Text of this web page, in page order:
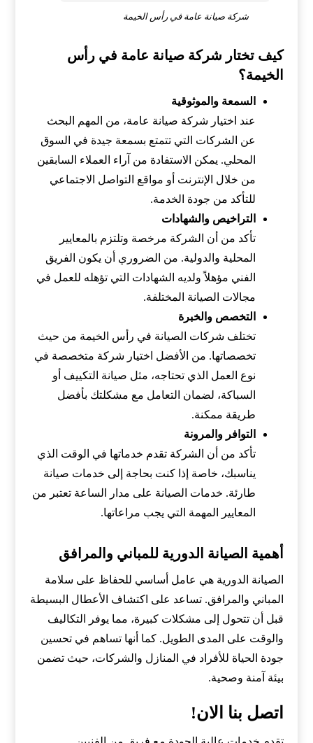
شركة صيانة عامة في رأس الخيمة
كيف تختار شركة صيانة عامة في رأس
الخيمة؟
السمعة والموثوقية
عند اختيار شركة صيانة عامة، من المهم البحث
عن الشركات التي تتمتع بسمعة جيدة في السوق
المحلي. يمكن الاستفادة من آراء العملاء السابقين
من خلال الإنترنت أو مواقع التواصل الاجتماعي
للتأكد من جودة الخدمة.
التراخيص والشهادات
تأكد من أن الشركة مرخصة وتلتزم بالمعايير
المحلية والدولية. من الضروري أن يكون الفريق
الفني مؤهلاً ولديه الشهادات التي تؤهله للعمل في
مجالات الصيانة المختلفة.
التخصص والخبرة
تختلف شركات الصيانة في رأس الخيمة من حيث
تخصصاتها. من الأفضل اختيار شركة متخصصة في
نوع العمل الذي تحتاجه، مثل صيانة التكييف أو
السباكة، لضمان التعامل مع مشكلتك بأفضل
طريقة ممكنة.
التوافر والمرونة
تأكد من أن الشركة تقدم خدماتها في الوقت الذي
يناسبك، خاصة إذا كنت بحاجة إلى خدمات صيانة
طارئة. خدمات الصيانة على مدار الساعة تعتبر من
المعايير المهمة التي يجب مراعاتها.
أهمية الصيانة الدورية للمباني والمرافق
الصيانة الدورية هي عامل أساسي للحفاظ على سلامة
المباني والمرافق. تساعد على اكتشاف الأعطال البسيطة
قبل أن تتحول إلى مشكلات كبيرة، مما يوفر التكاليف
والوقت على المدى الطويل. كما أنها تساهم في تحسين
جودة الحياة للأفراد في المنازل والشركات، حيث تضمن
بيئة آمنة وصحية.
اتصل بنا الان!